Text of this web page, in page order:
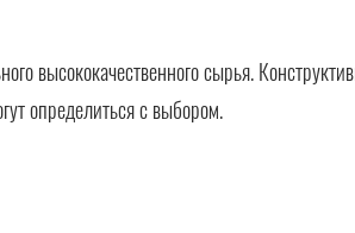
высококачественного сырья.
определиться с выбором.